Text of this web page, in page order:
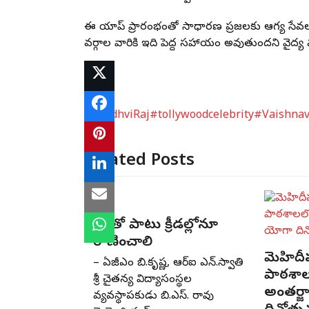
ఈ యాప్ ప్రారంభంతో సాధారణ ప్రజలకు ఆరోగ్య
వర్గాల వారికి ఇది పెద్ద సహాయం అవుతుందని వైద్య
#PrudhviRaj#tollywoodcelebrity
Related Posts
విద్యతో పాటు క్రీడల్లోనూ
రాణించాలి
– ఏజీఎం బి.కృష్ణ, ఆర్‌ఐ ఎన్‌.స్వాతి
శ్రీ చైతన్య విద్యాసంస్థల
వ్యవస్థాపకుడు బి.ఎస్‌. రావు